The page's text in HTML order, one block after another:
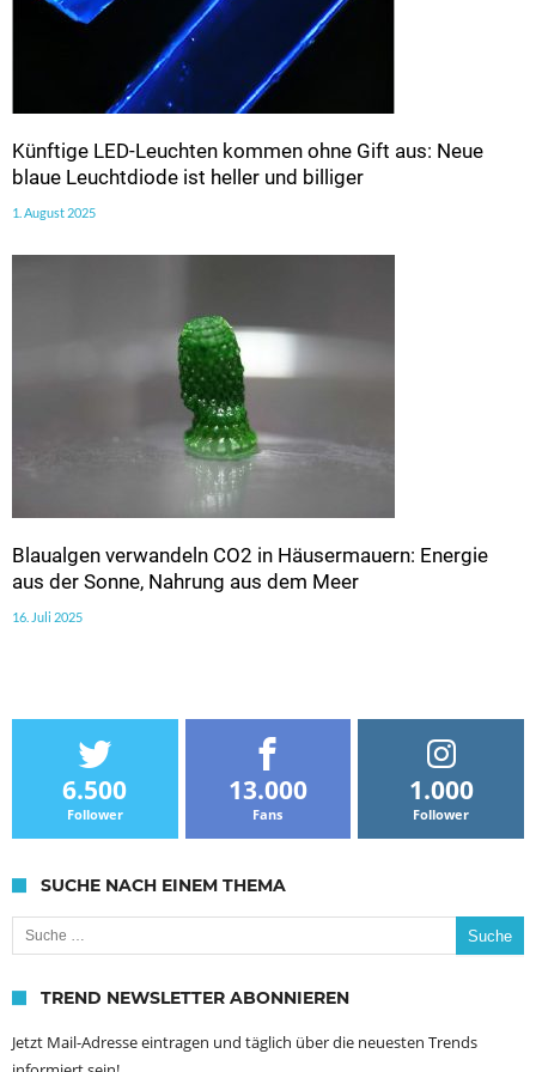
Künftige LED-Leuchten kommen ohne Gift aus: Neue
blaue Leuchtdiode ist heller und billiger
1. August 2025
Blaualgen verwandeln CO2 in Häusermauern: Energie
aus der Sonne, Nahrung aus dem Meer
16. Juli 2025
6.500
Follower
13.000
Fans
1.000
Follower
SUCHE NACH EINEM THEMA
Suche nach:
TREND NEWSLETTER ABONNIEREN
Jetzt Mail-Adresse eintragen und täglich über die neuesten Trends